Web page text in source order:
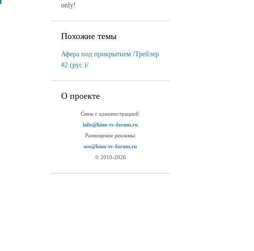
only!
Похожие темы
Афера под прикрытием /Трейлер
#2 (рус.)/
О проекте
Связь с администрацией:
info@kino-tv-forum.ru
Размещение рекламы:
seo@kino-tv-forum.ru
© 2010-2026